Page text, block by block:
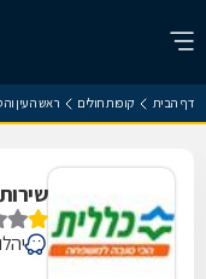
דף הבית קופות חולים ראש העין
יהלום 47,